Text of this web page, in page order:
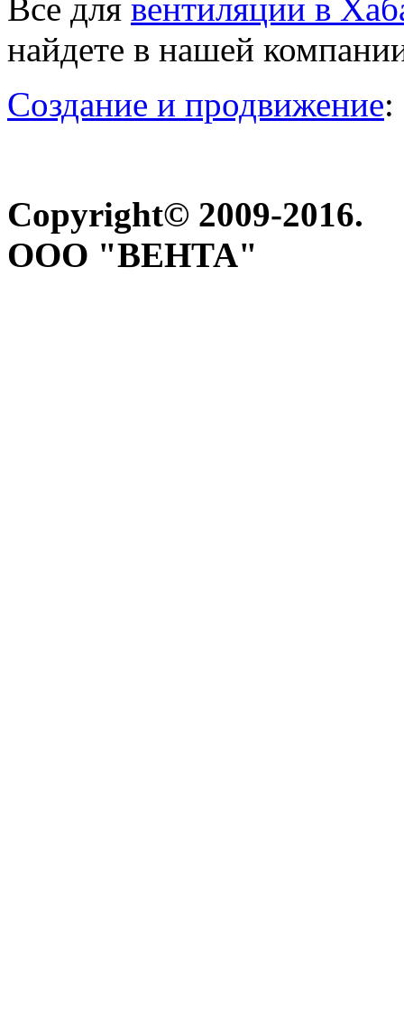
Все для вентиляции в
найдете в нашей
Создание и продвижение:
Copyright© 2009-2016.
ООО "ВЕНТА"